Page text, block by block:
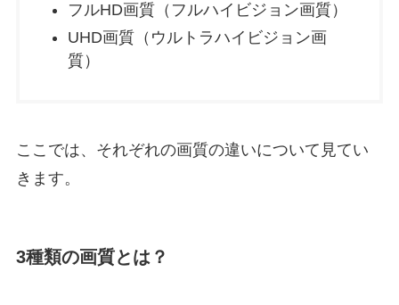
フルHD画質（フルハイビジョン画質）
UHD画質（ウルトラハイビジョン画
質）
ここでは、それぞれの画質の違いについて見てい
きます。
3種類の画質とは？